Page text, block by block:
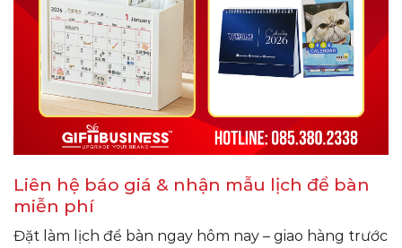
Liên hệ báo giá & nhận mẫu lịch để bàn
miễn phí
Đặt làm lịch để bàn ngay hôm nay – giao hàng trước